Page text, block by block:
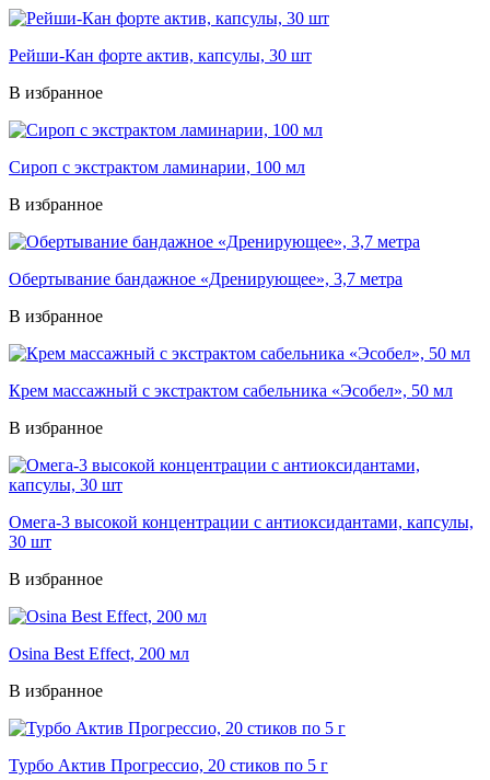
Рейши-Кан форте актив, капсулы, 30 шт
В избранное
Сироп с экстрактом ламинарии, 100 мл
В избранное
Обертывание бандажное «Дренирующее», 3,7 метра
В избранное
Крем массажный с экстрактом сабельника «Эсобел», 50 мл
В избранное
Омега-3 высокой концентрации с антиоксидантами, капсулы,
30 шт
В избранное
Osina Best Effect, 200 мл
В избранное
Турбо Актив Прогрессио, 20 стиков по 5 г